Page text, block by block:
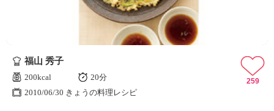
福山 秀子
200kcal
20分
2010/06/30 きょうの料理レシピ
259